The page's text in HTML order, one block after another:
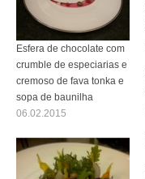
Esfera de chocolate com
crumble de especiarias e
cremoso de fava tonka e
sopa de baunilha
06.02.2015